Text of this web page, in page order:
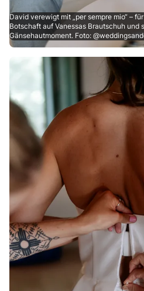
David verewigt mit „per sempre mio“ –
Botschaft auf Vanessas Brautschuh und
Gänsehautmoment. Foto: